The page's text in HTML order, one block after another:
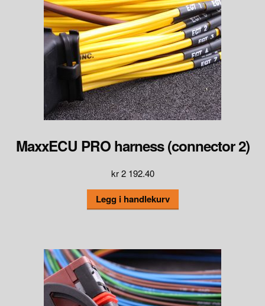
MaxxECU PRO harness (connector 2)
kr2 192.40
Legg i handlekurv